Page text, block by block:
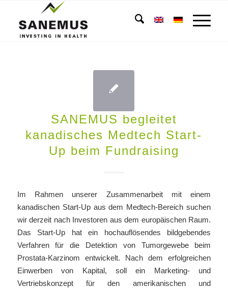
SANEMUS begleitet
kanadisches Medtech Start-
Up beim Fundraising
Im Rahmen unserer Zusammenarbeit mit einem
kanadischen Start-Up aus dem Medtech-Bereich suchen
wir derzeit nach Investoren aus dem europäischen Raum.
Das Start-Up hat ein hochauflösendes bildgebendes
Verfahren für die Detektion von Tumorgewebe beim
Prostata-Karzinom entwickelt. Nach dem erfolgreichen
Einwerben von Kapital, soll ein Marketing- und
Vertriebskonzept für den amerikanischen und